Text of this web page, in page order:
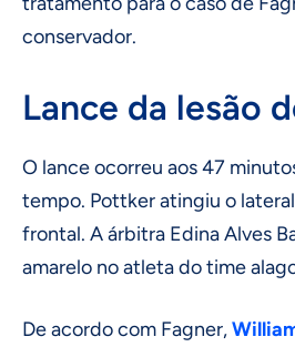
conservador.
Lance da lesão
O lance ocorreu aos 47
tempo. Pottker atingiu o
frontal. A árbitra Edina Alves
amarelo no atleta do time
De acordo com Fagner,